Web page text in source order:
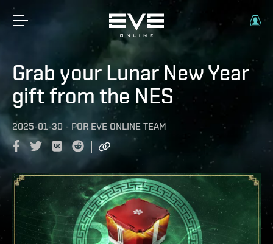
Grab your Lunar New Year
gift from the NES
2025-01-30 - POR EVE ONLINE TEAM